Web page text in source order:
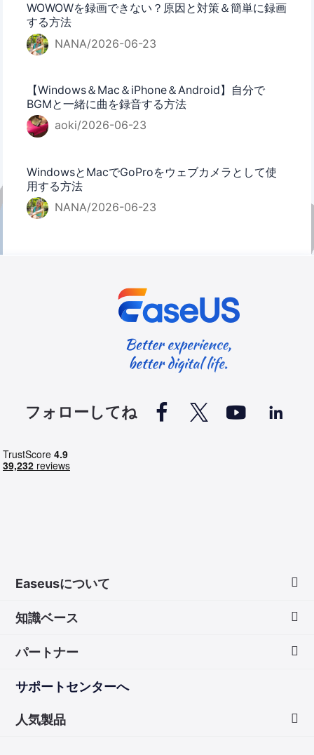
WOWOWを録画できない？原因と対策＆簡単に録画
する方法
NANA/2026-06-23
【Windows＆Mac＆iPhone＆Android】自分で
BGMと一緒に曲を録音する方法
aoki/2026-06-23
WindowsとMacでGoProをウェブカメラとして使
用する方法
NANA/2026-06-23
フォローしてね    
Easeusについて
お問い合わせ
知識ベース
Mac アプリ ストア
パートナー
サポートセンターへ
人気製品